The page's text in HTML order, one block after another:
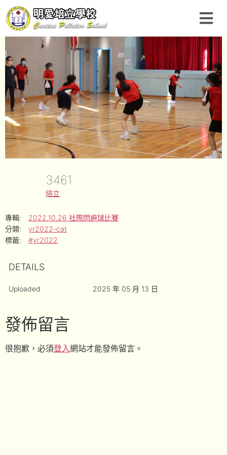
3461
培立
專輯:
2022.10.26 社際閃避球比賽
分類:
yr2022-cat
標籤:
#yr2022
DETAILS
Uploaded 2025 年 05 月 13 日
發佈留言
很抱歉，必須登入網站才能發佈留言。